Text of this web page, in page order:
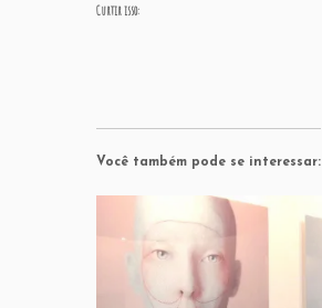
Curtir isso:
Você também pode se interessar: